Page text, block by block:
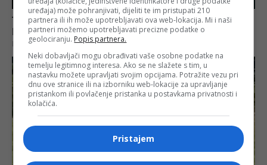
uređaja) može pohranjivati, dijeliti te im pristupati 210
partnera ili ih može upotrebljavati ova web-lokacija. Mi i naši
partneri možemo upotrebljavati precizne podatke o
geolociranju. Popis partnera.
Neki dobavljači mogu obrađivati vaše osobne podatke na
temelju legitimnog interesa. Ako se ne slažete s tim, u
nastavku možete upravljati svojim opcijama. Potražite vezu pri
dnu ove stranice ili na izborniku web-lokacije za upravljanje
pristankom ili povlačenje pristanka u postavkama privatnosti i
kolačića.
Pristajem